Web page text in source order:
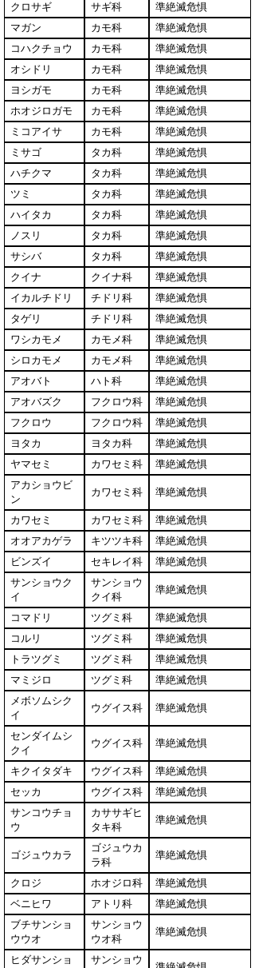
クロサギ
サギ科
準絶滅危惧
マガン
カモ科
準絶滅危惧
コハクチョウ
カモ科
準絶滅危惧
オシドリ
カモ科
準絶滅危惧
ヨシガモ
カモ科
準絶滅危惧
ホオジロガモ
カモ科
準絶滅危惧
ミコアイサ
カモ科
準絶滅危惧
ミサゴ
タカ科
準絶滅危惧
ハチクマ
タカ科
準絶滅危惧
ツミ
タカ科
準絶滅危惧
ハイタカ
タカ科
準絶滅危惧
ノスリ
タカ科
準絶滅危惧
サシバ
タカ科
準絶滅危惧
クイナ
クイナ科
準絶滅危惧
イカルチドリ
チドリ科
準絶滅危惧
タゲリ
チドリ科
準絶滅危惧
ワシカモメ
カモメ科
準絶滅危惧
シロカモメ
カモメ科
準絶滅危惧
アオバト
ハト科
準絶滅危惧
アオバズク
フクロウ科
準絶滅危惧
フクロウ
フクロウ科
準絶滅危惧
ヨタカ
ヨタカ科
準絶滅危惧
ヤマセミ
カワセミ科
準絶滅危惧
アカショウビ
ン
カワセミ科 準絶滅危惧
カワセミ カワセミ科
準絶滅危惧
オオアカゲラ
キツツキ科
準絶滅危惧
ビンズイ
セキレイ科
準絶滅危惧
サンショウク
イ
サンショウ
クイ科
準絶滅危惧
コマドリ ツグミ科
準絶滅危惧
コルリ
ツグミ科
準絶滅危惧
トラツグミ
ツグミ科
準絶滅危惧
マミジロ
ツグミ科
準絶滅危惧
メボソムシク
イ
ウグイス科 準絶滅危惧
センダイムシ
クイ
ウグイス科 準絶滅危惧
キクイタダキ ウグイス科
準絶滅危惧
セッカ
ウグイス科
準絶滅危惧
サンコウチョ
ウ
カササギヒ
タキ科
準絶滅危惧
ゴジュウカラ
ゴジュウカ
ラ科
準絶滅危惧
クロジ ホオジロ科
準絶滅危惧
ベニヒワ
アトリ科
準絶滅危惧
ブチサンショ
ウウオ
サンショウ
ウオ科
準絶滅危惧
ヒダサンショ サンショウ